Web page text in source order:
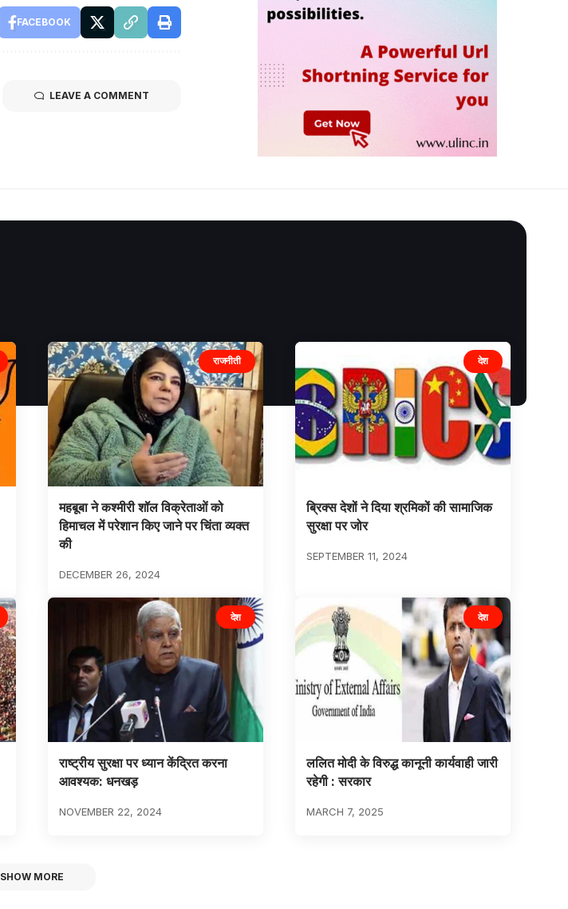
FACEBOOK
LEAVE A COMMENT
राजनीती
महबूबा ने कश्मीरी शॉल विक्रेताओं को
हिमाचल में परेशान किए जाने पर चिंता व्यक्त
की
DECEMBER 26, 2024
देश
ब्रिक्स देशों ने दिया श्रमिकों की सामाजिक
सुरक्षा पर जोर
SEPTEMBER 11, 2024
देश
राष्ट्रीय सुरक्षा पर ध्यान केंद्रित करना
आवश्यक: धनखड़
NOVEMBER 22, 2024
देश
ललित मोदी के विरुद्ध कानूनी कार्यवाही जारी
रहेगी : सरकार
MARCH 7, 2025
SHOW MORE